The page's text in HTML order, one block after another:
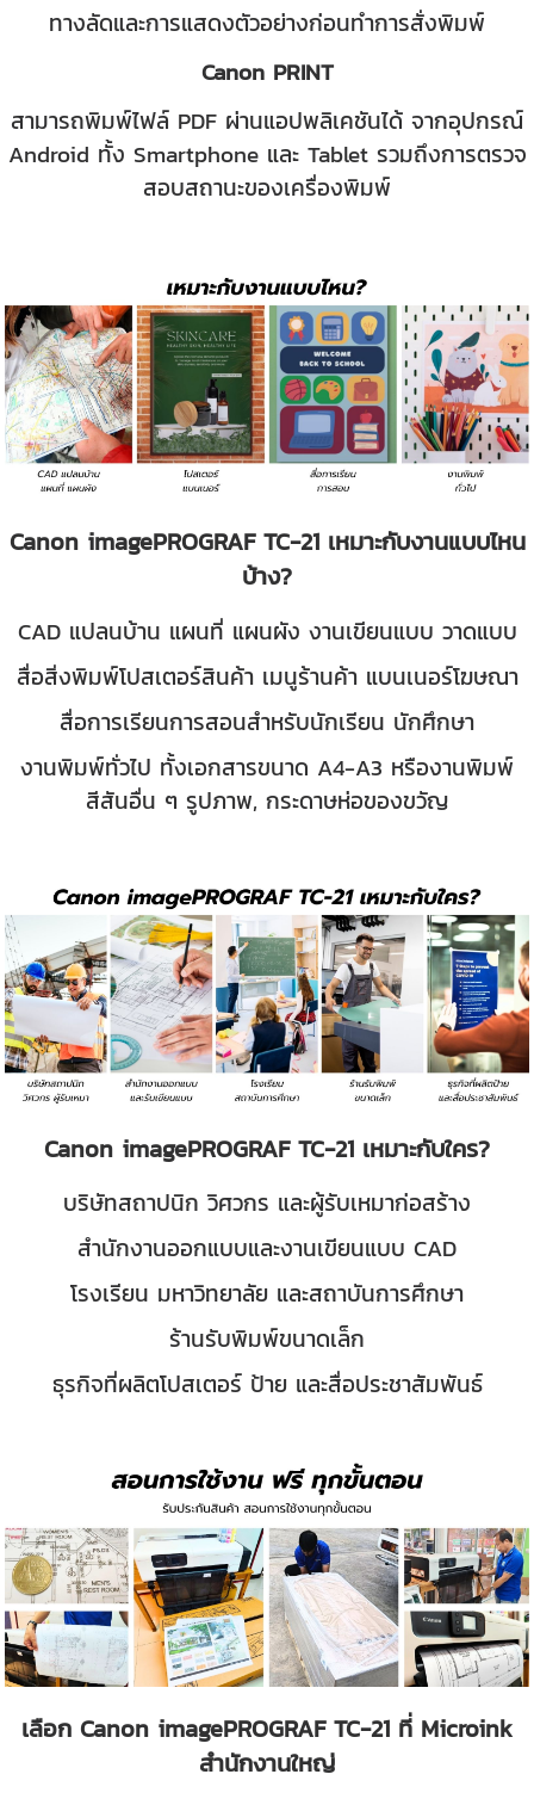
ทางลัดและการแสดงตัวอย่างก่อนทำการสั่งพิมพ์
Canon PRINT
สามารถพิมพ์ไฟล์ PDF ผ่านแอปพลิเคชันได้ จากอุปกรณ์
Android ทั้ง Smartphone และ Tablet รวมถึงการตรวจ
สอบสถานะของเครื่องพิมพ์
Canon imagePROGRAF TC-21 เหมาะกับงานแบบไหน
บ้าง?
CAD แปลนบ้าน แผนที่ แผนผัง งานเขียนแบบ วาดแบบ
สื่อสิ่งพิมพ์โปสเตอร์สินค้า เมนูร้านค้า แบนเนอร์โฆษณา
สื่อการเรียนการสอนสำหรับนักเรียน นักศึกษา
งานพิมพ์ทั่วไป ทั้งเอกสารขนาด A4-A3 หรืองานพิมพ์
สีสันอื่น ๆ รูปภาพ, กระดาษห่อของขวัญ
Canon imagePROGRAF TC-21 เหมาะกับใคร?
บริษัทสถาปนิก วิศวกร และผู้รับเหมาก่อสร้าง
สำนักงานออกแบบและงานเขียนแบบ CAD
โรงเรียน มหาวิทยาลัย และสถาบันการศึกษา
ร้านรับพิมพ์ขนาดเล็ก
ธุรกิจที่ผลิตโปสเตอร์ ป้าย และสื่อประชาสัมพันธ์
เลือก Canon imagePROGRAF TC-21 ที่ Microink
สำนักงานใหญ่